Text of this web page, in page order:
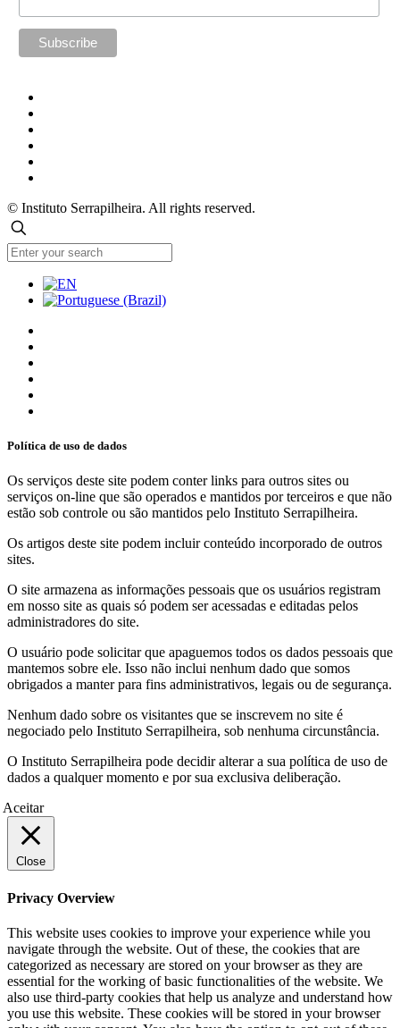
© Instituto Serrapilheira. All rights reserved.
Política de uso de dados
Os serviços deste site podem conter links para outros sites ou
serviços on-line que são operados e mantidos por terceiros e que não
estão sob controle ou são mantidos pelo Instituto Serrapilheira.
Os artigos deste site podem incluir conteúdo incorporado de outros
sites.
O site armazena as informações pessoais que os usuários registram
em nosso site as quais só podem ser acessadas e editadas pelos
administradores do site.
O usuário pode solicitar que apaguemos todos os dados pessoais que
mantemos sobre ele. Isso não inclui nenhum dado que somos
obrigados a manter para fins administrativos, legais ou de segurança.
Nenhum dado sobre os visitantes que se inscrevem no site é
negociado pelo Instituto Serrapilheira, sob nenhuma circunstância.
O Instituto Serrapilheira pode decidir alterar a sua política de uso de
dados a qualquer momento e por sua exclusiva deliberação.
Aceitar
Close
Privacy Overview
This website uses cookies to improve your experience while you
navigate through the website. Out of these, the cookies that are
categorized as necessary are stored on your browser as they are
essential for the working of basic functionalities of the website. We
also use third-party cookies that help us analyze and understand how
you use this website. These cookies will be stored in your browser